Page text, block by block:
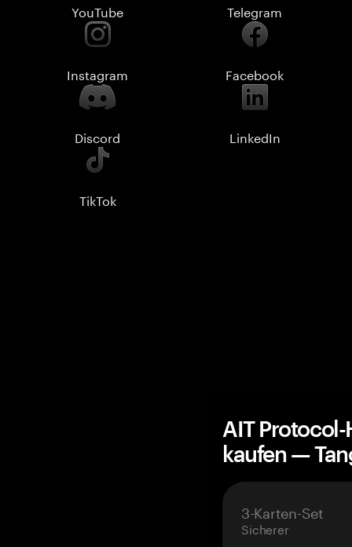
YouTube Telegram
Instagram Facebook
Discord LinkedIn
TikTok
AIT
kaufen —
3-Karten-Set
Sicherer